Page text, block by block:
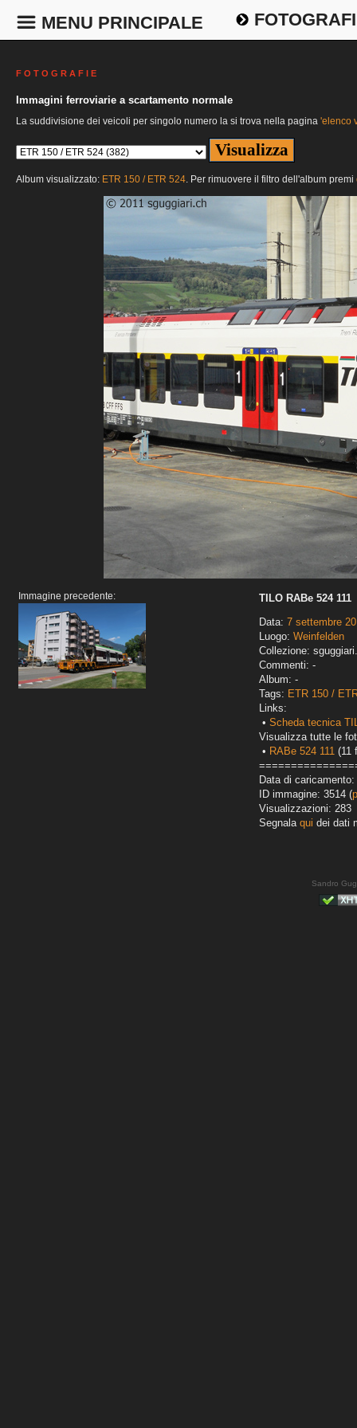
MENU PRINCIPALE
F O T O G R A F I E
Immagini ferroviarie a scartamento normale
La suddivisione dei veicoli per singolo numero la si trova nella pagina 'elenco
Album visualizzato: ETR 150 / ETR 524. Per rimuovere il filtro dell'album premi
Immagine precedente:
TILO RABe 524 111
Data: 7 settembre
Luogo: Weinfelden
Collezione:
Commenti: -
Album: -
Tags: ETR 150 /
Links:
• Scheda tecnica
Visualizza tutte le
• RABe 524 111 (11
Data di
ID immagine: 3514 (
Visualizzazioni: 283
Segnala qui dei dati
Sandro